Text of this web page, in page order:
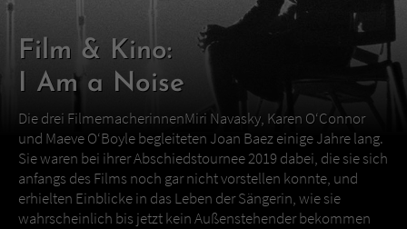
Film & Kino:
I Am a Noise
Die drei FilmemacherinnenMiri Navasky, Karen O‘Connor
und Maeve O‘Boyle begleiteten Joan Baez einige Jahre lang.
Sie waren bei ihrer Abschiedstournee 2019 dabei, die sie sich
anfangs des Films noch gar nicht vorstellen konnte, und
erhielten Einblicke in das Leben der Sängerin, wie sie
wahrscheinlich bis jetzt kein Außenstehender bekommen